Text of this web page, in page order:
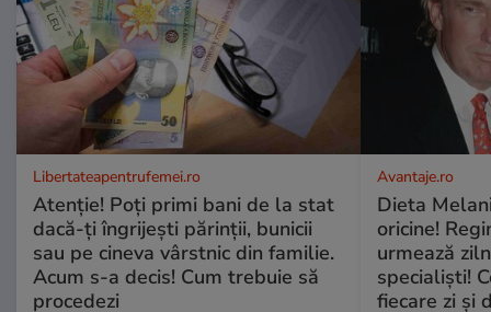
Libertateapentrufemei.ro
Atenție! Poți primi bani de la stat
dacă-ți îngrijești părinții, bunicii
sau pe cineva vârstnic din familie.
Acum s-a decis! Cum trebuie să
procedezi
Avantaje.ro
Dieta
oricine!
urmează
specialiști!
fiecare zi și